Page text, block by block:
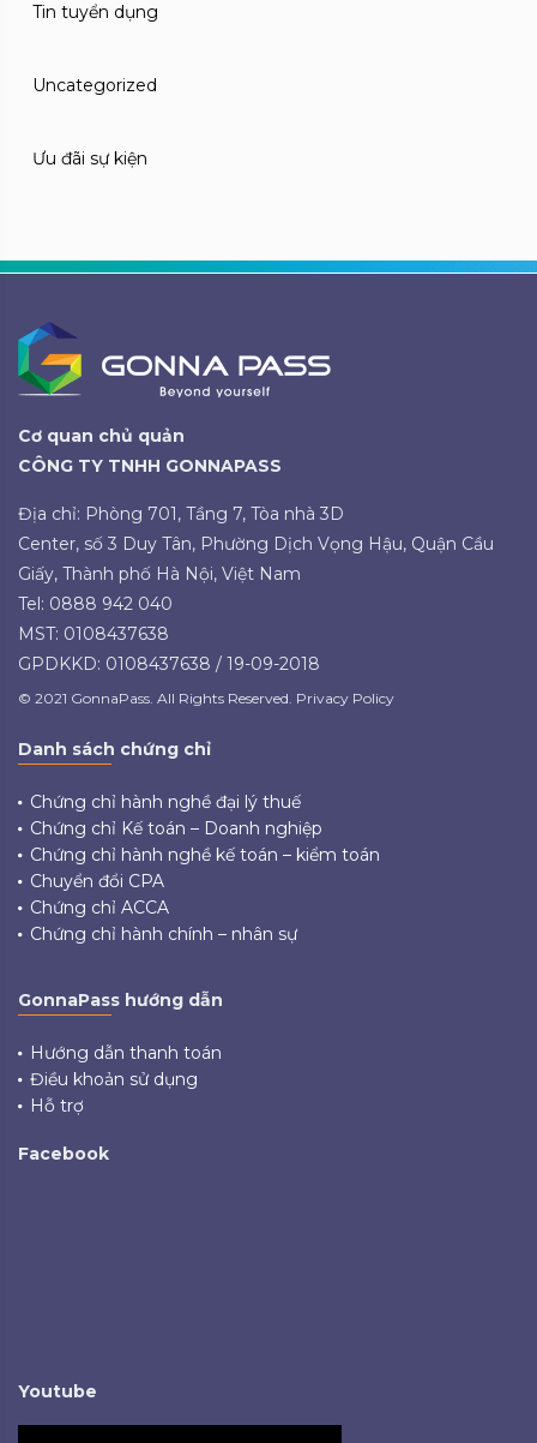
Tin tuyển dụng
Uncategorized
Ưu đãi sự kiện
Cơ quan chủ quản
CÔNG TY TNHH GONNAPASS
Địa chỉ: Phòng 701, Tầng 7, Tòa nhà 3D
Center, số 3 Duy Tân, Phường Dịch Vọng Hậu, Quận Cầu
Giấy, Thành phố Hà Nội, Việt Nam
Tel: 0888 942 040
MST: 0108437638
GPDKKD: 0108437638 / 19-09-2018
© 2021 GonnaPass. All Rights Reserved. Privacy Policy
Danh sách chứng chỉ
Chứng chỉ hành nghề đại lý thuế
Chứng chỉ Kế toán – Doanh nghiệp
Chứng chỉ hành nghề kế toán – kiểm toán
Chuyển đổi CPA
Chứng chỉ ACCA
Chứng chỉ hành chính – nhân sự
GonnaPass hướng dẫn
Hướng dẫn thanh toán
Điều khoản sử dụng
Hỗ trợ
Facebook
Youtube